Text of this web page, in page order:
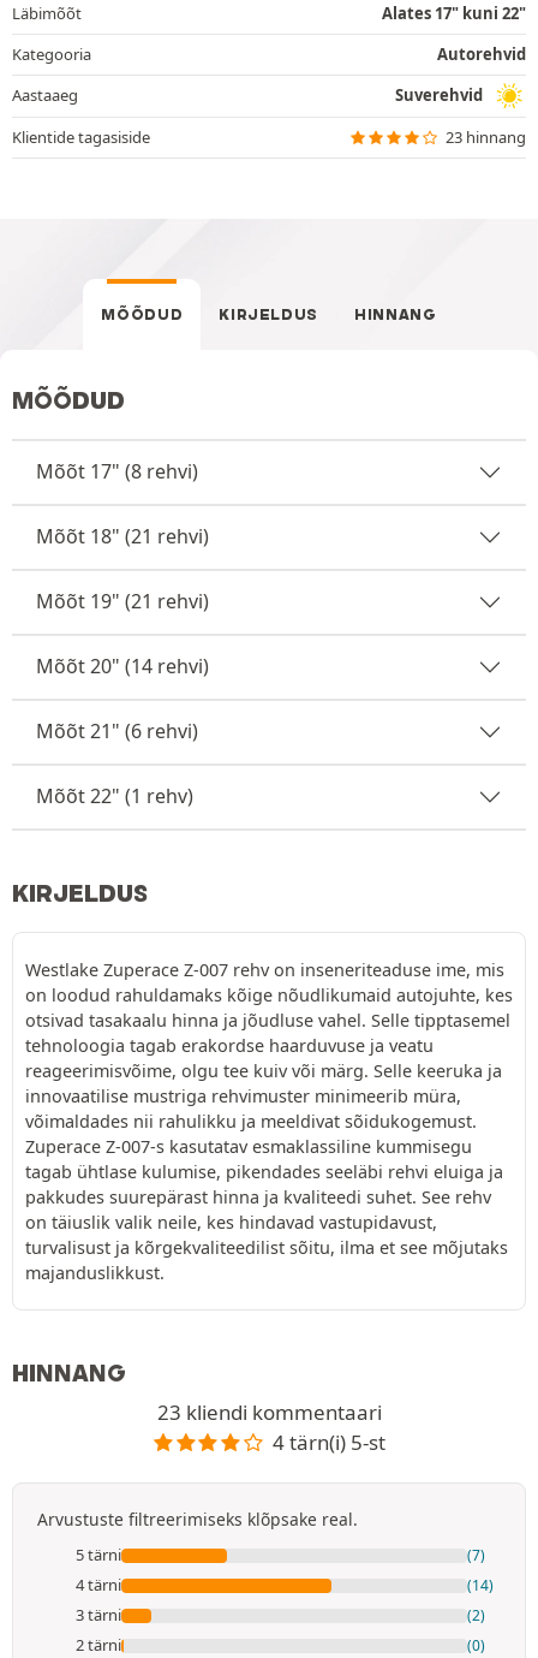
Läbimõõt
Alates 17" kuni 22"
Kategooria
Autorehvid
Aastaaeg
Suverehvid
Klientide tagasiside
23 hinnang
MÕÕDUD KIRJELDUS HINNANG
MÕÕDUD
Mõõt 17" (8 rehvi)
Mõõt 18" (21 rehvi)
Mõõt 19" (21 rehvi)
Mõõt 20" (14 rehvi)
Mõõt 21" (6 rehvi)
Mõõt 22" (1 rehv)
KIRJELDUS
Westlake Zuperace Z-007 rehv on inseneriteaduse ime, mis
on loodud rahuldamaks kõige nõudlikumaid autojuhte, kes
otsivad tasakaalu hinna ja jõudluse vahel. Selle tipptasemel
tehnoloogia tagab erakordse haarduvuse ja veatu
reageerimisvõime, olgu tee kuiv või märg. Selle keeruka ja
innovaatilise mustriga rehvimuster minimeerib müra,
võimaldades nii rahulikku ja meeldivat sõidukogemust.
Zuperace Z-007-s kasutatav esmaklassiline kummisegu
tagab ühtlase kulumise, pikendades seeläbi rehvi eluiga ja
pakkudes suurepärast hinna ja kvaliteedi suhet. See rehv
on täiuslik valik neile, kes hindavad vastupidavust,
turvalisust ja kõrgekvaliteedilist sõitu, ilma et see mõjutaks
majanduslikkust.
HINNANG
23 kliendi kommentaari
4 tärn(i) 5-st
Arvustuste filtreerimiseks klõpsake real.
5 tärni (7)
4 tärni (14)
3 tärni (2)
2 tärni (0)